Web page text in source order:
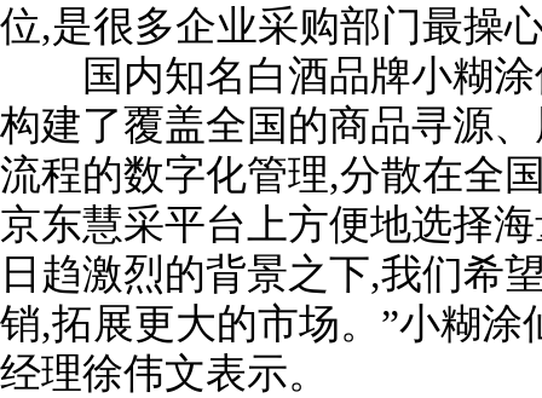
位,是很多企业采购部门最操
国内知名白酒品牌小糊涂
构建了覆盖全国的商品寻源
流程的数字化管理,分散在全
京东慧采平台上方便地选择
日趋激烈的背景之下,我们希
销,拓展更大的市场。”小糊
经理徐伟文表示。